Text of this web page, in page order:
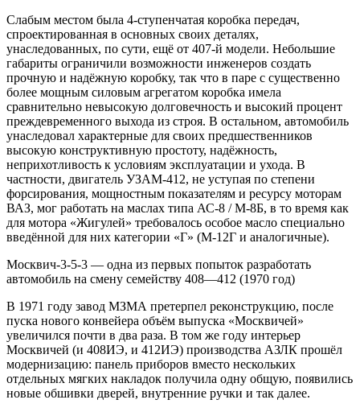
Слабым местом была 4-ступенчатая коробка передач,
спроектированная в основных своих деталях,
унаследованных, по сути, ещё от 407-й модели. Небольшие
габариты ограничили возможности инженеров создать
прочную и надёжную коробку, так что в паре с существенно
более мощным силовым агрегатом коробка имела
сравнительно невысокую долговечность и высокий процент
преждевременного выхода из строя. В остальном, автомобиль
унаследовал характерные для своих предшественников
высокую конструктивную простоту, надёжность,
неприхотливость к условиям эксплуатации и ухода. В
частности, двигатель УЗАМ-412, не уступая по степени
форсирования, мощностным показателям и ресурсу моторам
ВАЗ, мог работать на маслах типа АС-8 / М-8Б, в то время как
для мотора «Жигулей» требовалось особое масло специально
введённой для них категории «Г» (М-12Г и аналогичные).
Москвич-3-5-3 — одна из первых попыток разработать
автомобиль на смену семейству 408—412 (1970 год)
В 1971 году завод МЗМА претерпел реконструкцию, после
пуска нового конвейера объём выпуска «Москвичей»
увеличился почти в два раза. В том же году интерьер
Москвичей (и 408ИЭ, и 412ИЭ) производства АЗЛК прошёл
модернизацию: панель приборов вместо нескольких
отдельных мягких накладок получила одну общую, появились
новые обшивки дверей, внутренние ручки и так далее.